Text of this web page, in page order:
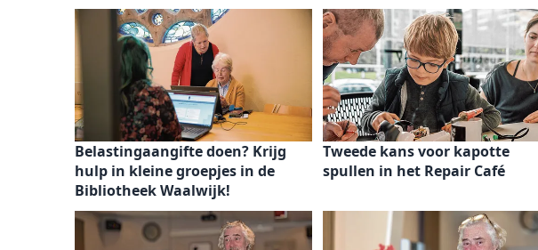
Belastingaangifte doen? Krijg
hulp in kleine groepjes in de
Bibliotheek Waalwijk!
Tweede kans voor kapotte
spullen in het Repair Café